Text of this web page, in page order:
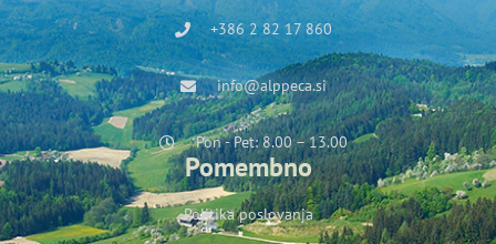
+386 2 82 17 860
info@alppeca.si
Pon - Pet: 8.00 – 13.00
Pomembno
Politika poslovanja